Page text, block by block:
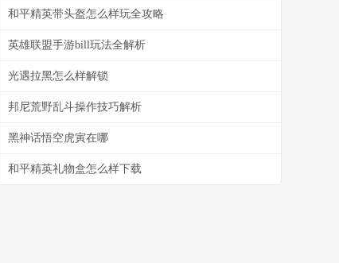
和平精英带头盔怎么样玩全攻略
英雄联盟手游bill玩法全解析
光遇拉黑怎么样解锁
邦尼荒野乱斗操作技巧解析
黑神话悟空虎寅在哪
和平精英礼物盒怎么样下载